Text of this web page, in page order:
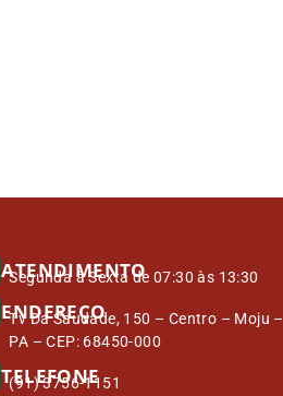
ATENDIMENTO
Segunda à Sexta de 07:30 às 13:30
ENDEREÇO
Tv Da Saudade, 150 – Centro – Moju –
PA – CEP: 68450-000
TELEFONE
(91) 3756-1151